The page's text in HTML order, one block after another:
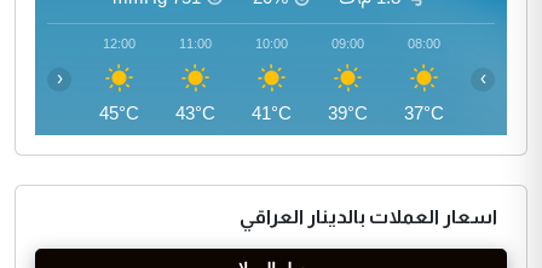
08:00
37°C
09:00
39°C
10:00
41°C
11:00
43°C
12:00
45°C
‹ ›
اسعار العملات بالدينار العراقي